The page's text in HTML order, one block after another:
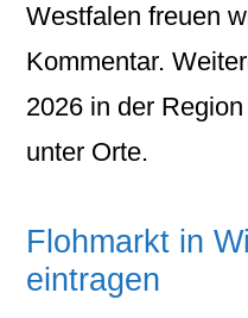
Westfalen freuen
Kommentar.
2026 in der
unter Orte.
Flohmarkt in
eintragen